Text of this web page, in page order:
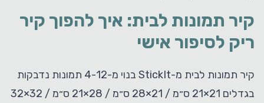
קיר תמונות לבית: איך להפוך קיר
ריק לסיפור אישי
קיר תמונות לבית מ-StickIt בנוי מ-4-12 תמונות נדבקות
בגדלים 21×21 ס״מ / 21×28 ס״מ / 28×21 ס״מ / 32×32